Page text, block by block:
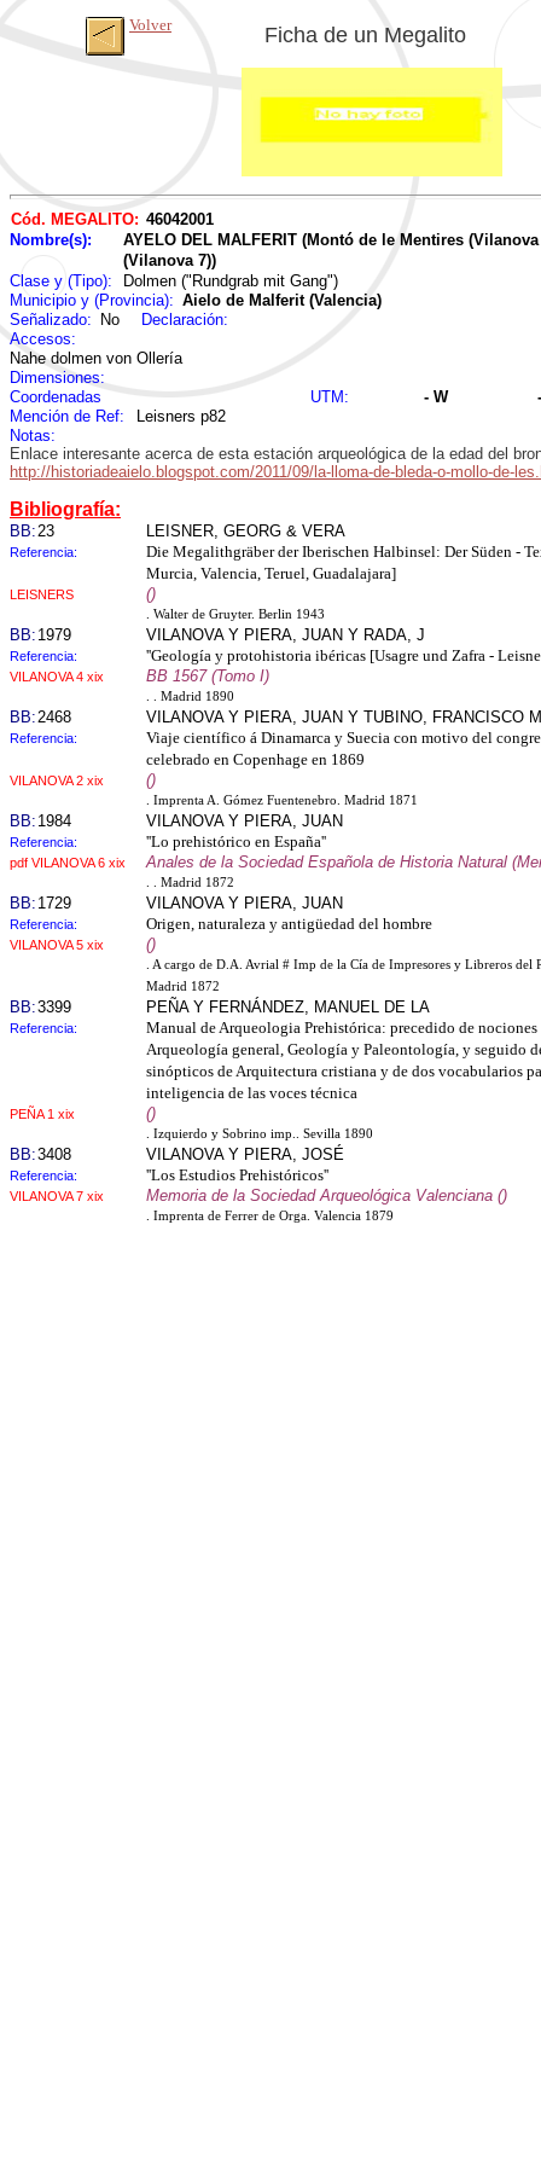
Volver Ficha de un Megalito
Cód. MEGALITO: 46042001
Nombre(s):
AYELO DEL MALFERIT (Montó de le Mentires
(Vilanova 7))
Clase y (Tipo):
Dolmen ("Rundgrab mit Gang")
Municipio y (Provincia): Aielo de Malferit (Valencia)
Señalizado:
No
Declaración:
Accesos:
Nahe dolmen von Ollería
Dimensiones:
Coordenadas
UTM: - W
Mención de Ref:
Leisners p82
Notas:
Enlace interesante acerca de esta estación arqueológica de la edad del
http://historiadeaielo.blogspot.com/2011/09/la-lloma-de-bleda-o-mollo-de-
Bibliografía:
BB:23 LEISNER, GEORG & VERA
Referencia:
Die Megalithgräber der Iberischen Halbinsel: Der Süden -
Murcia, Valencia, Teruel, Guadalajara]
LEISNERS ()
. Walter de Gruyter. Berlin 1943
BB: 1979 VILANOVA Y PIERA, JUAN Y RADA, J
Referencia: ''Geología y protohistoria ibéricas [Usagre und Zafra -
VILANOVA 4 xix BB 1567 (Tomo I)
. . Madrid 1890
BB:2468 VILANOVA Y PIERA, JUAN Y TUBINO, FRANCISCO
Referencia:
Viaje científico á Dinamarca y Suecia con motivo del
celebrado en Copenhage en 1869
VILANOVA 2 xix ()
. Imprenta A. Gómez Fuentenebro. Madrid 1871
BB: 1984 VILANOVA Y PIERA, JUAN
Referencia: ''Lo prehistórico en España''
pdf VILANOVA 6 xix Anales de la Sociedad Española de Historia Natural
. . Madrid 1872
BB: 1729 VILANOVA Y PIERA, JUAN
Referencia: Origen, naturaleza y antigüedad del hombre
VILANOVA 5 xix ()
. A cargo de D.A. Avrial # Imp de la Cía de Impresores y Libreros del
Madrid 1872
BB:3399 PEÑA Y FERNÁNDEZ, MANUEL DE LA
Referencia:
Manual de Arqueologia Prehistórica: precedido de
Arqueología general, Geología y Paleontología, y seguido
sinópticos de Arquitectura cristiana y de dos vocabularios
inteligencia de las voces técnica
PEÑA 1 xix ()
. Izquierdo y Sobrino imp.. Sevilla 1890
BB:3408 VILANOVA Y PIERA, JOSÉ
Referencia: ''Los Estudios Prehistóricos''
VILANOVA 7 xix Memoria de la Sociedad Arqueológica Valenciana ()
. Imprenta de Ferrer de Orga. Valencia 1879